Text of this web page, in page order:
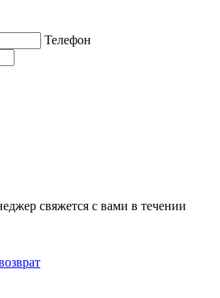
Телефон
свяжется с вами в течении